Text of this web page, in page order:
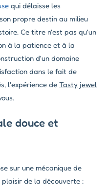
qui délaisse les
propre destin au milieu
Ce titre n'est pas qu'un
à la patience et à la
d'un domaine
dans le fait de
l'expérience de Tasty jewel
douce et
sur une mécanique de
de la découverte :